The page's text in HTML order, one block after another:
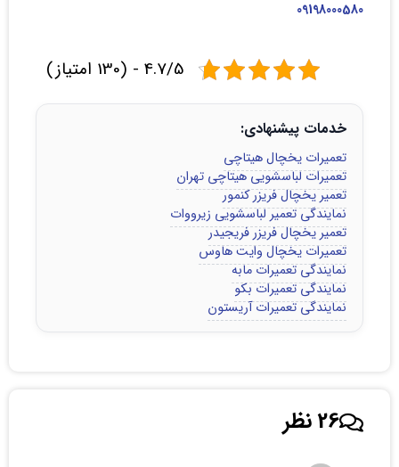
09198000580
4.7/5 - (130 امتیاز)
خدمات پیشنهادی:
تعمیرات یخچال هیتاچی
تعمیرات لباسشویی هیتاچی تهران
تعمیر یخچال فریزر کنمور
نمایندگی تعمیر لباسشویی زیرووات
تعمیر یخچال فریزر فریجیدر
تعمیرات یخچال وایت هاوس
نمایندگی تعمیرات مابه
نمایندگی تعمیرات بکو
نمایندگی تعمیرات آریستون
26 نظر